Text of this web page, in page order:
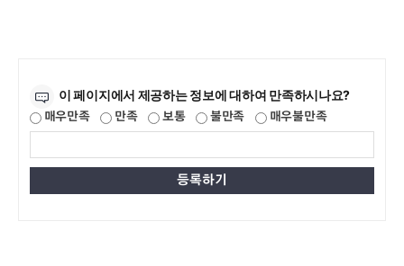
이 페이지에서 제공하는 정보에 대하여 만족하시나요?
매우만족 만족 보통 불만족 매우불만족